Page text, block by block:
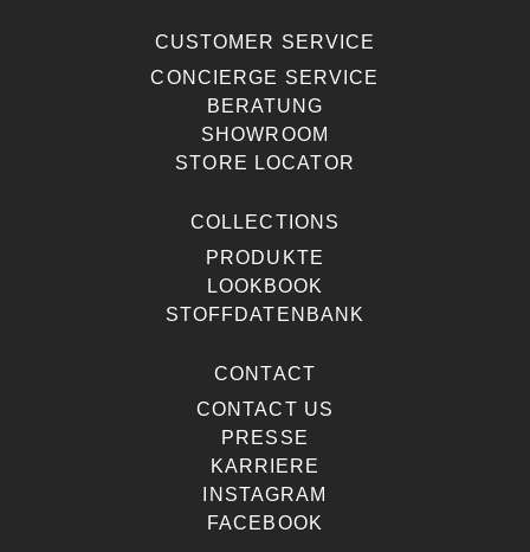
CUSTOMER SERVICE
CONCIERGE SERVICE
BERATUNG
SHOWROOM
STORE LOCATOR
COLLECTIONS
PRODUKTE
LOOKBOOK
STOFFDATENBANK
CONTACT
CONTACT US
PRESSE
KARRIERE
INSTAGRAM
FACEBOOK